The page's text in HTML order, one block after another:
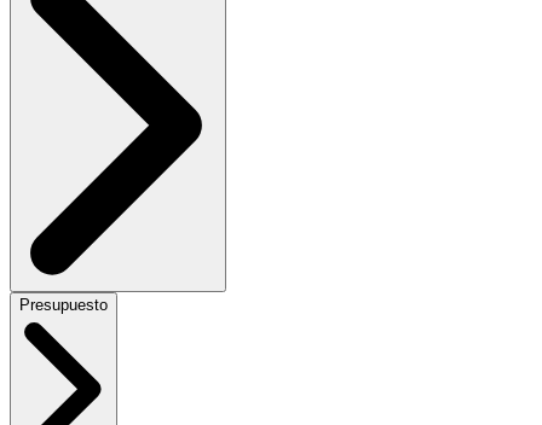
Presupuesto